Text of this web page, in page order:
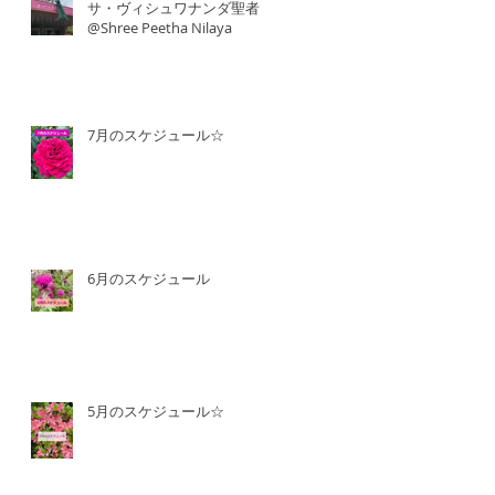
サ・ヴィシュワナンダ聖者
@Shree Peetha Nilaya
7月のスケジュール☆
6月のスケジュール
5月のスケジュール☆